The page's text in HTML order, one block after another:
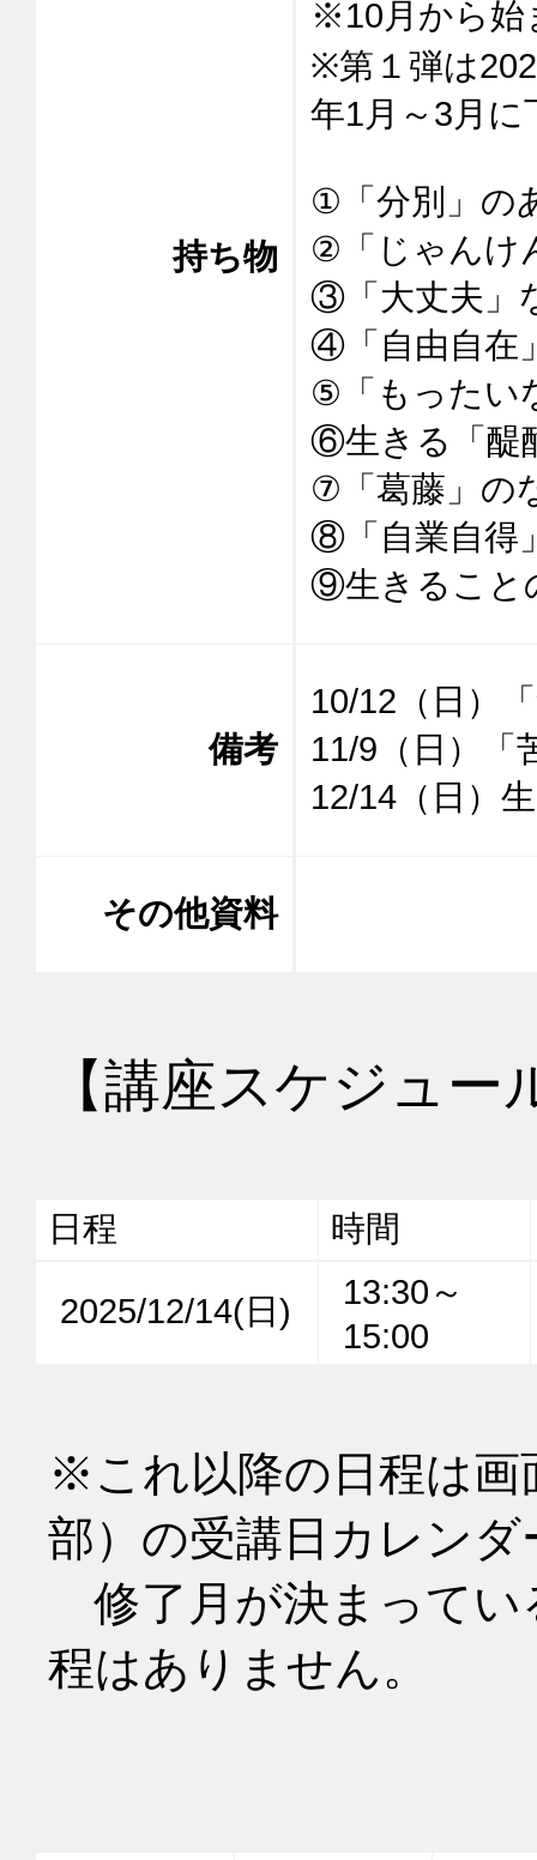
持ち物
※10月から始
※第１弾は
年1月～3月
①「分別」の
②「じゃんけ
③「大丈夫」
④「自由自在
⑤「もったい
⑥生きる「醍
⑦「葛藤」の
⑧「自業自得
⑨生きること
備考
10/12（日）
11/9（日）「
12/14（日）
その他資料
【講座スケジュー
日程 時間
2025/12/14(日)
13:30～
15:00
※これ以降の日程は画
部）の受講日カレン
修了月が決まってい
程はありません。